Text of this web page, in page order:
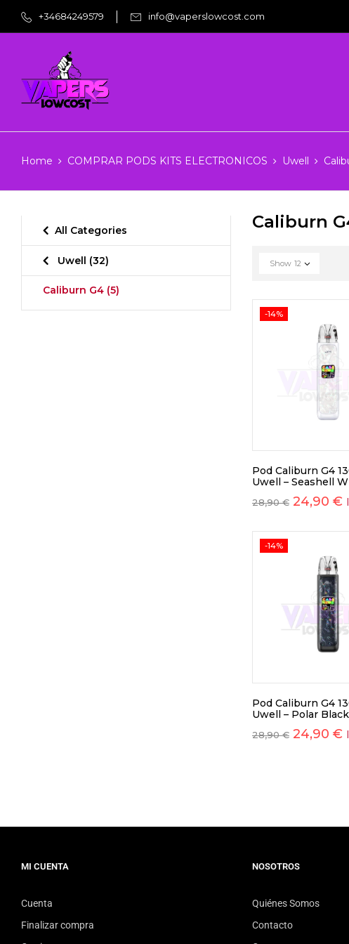
+34684249579 info@vaperslowcost.com
Home COMPRAR PODS KITS ELECTRONICOS Uwell
All Categories
Uwell (32)
Caliburn G4 (5)
Caliburn
Show 12
-14%
Pod Caliburn G4
Uwell – Seashell
28,90€ 24,90 €
-14%
Pod Caliburn G4
Uwell – Polar Black
28,90€ 24,90 €
MI CUENTA
Cuenta
Finalizar compra
NOSOTROS
Quiénes Somos
Contacto